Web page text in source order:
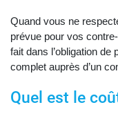
Quand vous ne
prévue pour vos
fait dans l’obligation
complet auprès d’un
Quel est le